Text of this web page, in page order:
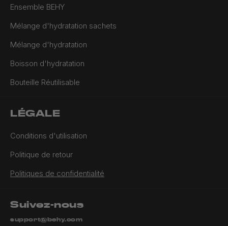
Ensemble BEHY
Mélange d'hydratation sachets
Mélange d'hydratation
Boisson d'hydratation
Bouteille Réutilisable
LÉGALE
Conditions d'utilisation
Politique de retour
Politiques de confidentialité
Suivez-nous
support@behy.com